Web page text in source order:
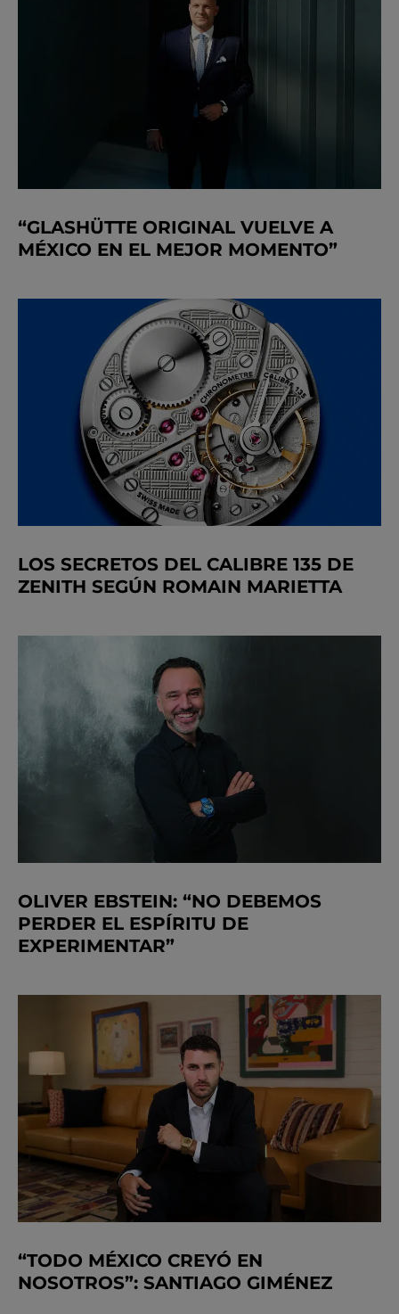
“GLASHÜTTE ORIGINAL VUELVE A
MÉXICO EN EL MEJOR MOMENTO”
LOS SECRETOS DEL CALIBRE 135 DE
ZENITH SEGÚN ROMAIN MARIETTA
OLIVER EBSTEIN: “NO DEBEMOS
PERDER EL ESPÍRITU DE
EXPERIMENTAR”
“TODO MÉXICO CREYÓ EN
NOSOTROS”: SANTIAGO GIMÉNEZ